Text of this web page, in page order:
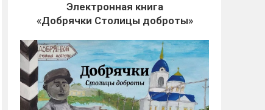
Электронная книга
«Добрячки Столицы доброты»